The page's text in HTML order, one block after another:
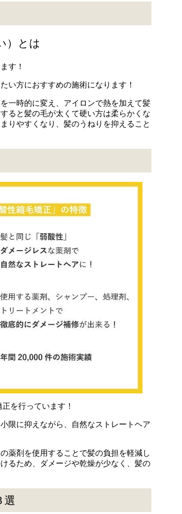
）とは
す！
い方におすすめの施術になります！
一時的に変え、アイロンで熱を加えて髪
ると髪の毛が太くて硬い方は柔らかくな
りやすくなり、髪のうねりを抑えること
を行っています！
限に抑えながら、自然なストレートヘア
薬剤を使用することで髪の負担を軽減し
るため、ダメージや乾燥が少なく、髪の
選